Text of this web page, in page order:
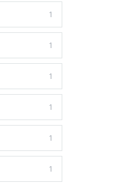
1
1
1
1
1
1